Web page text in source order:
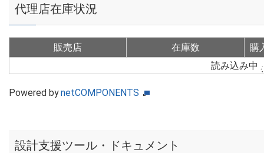
代理店在庫状況
販売店 在庫数
購
読み込み中
Powered bynetCOMPONENTS
設計支援ツール・ドキュメント